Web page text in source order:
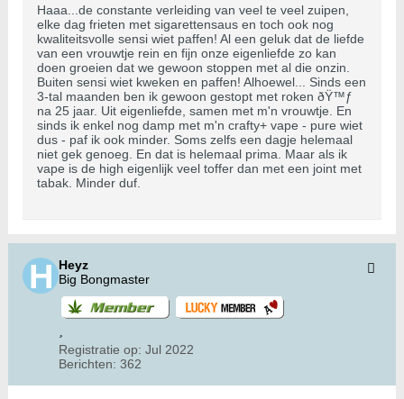
Haaa...de constante verleiding van veel te veel zuipen,
elke dag frieten met sigarettensaus en toch ook nog
kwaliteitsvolle sensi wiet paffen! Al een geluk dat de liefde
van een vrouwtje rein en fijn onze eigenliefde zo kan
doen groeien dat we gewoon stoppen met al die onzin.
Buiten sensi wiet kweken en paffen! Alhoewel... Sinds een
3-tal maanden ben ik gewoon gestopt met roken ðŸ™ƒ
na 25 jaar. Uit eigenliefde, samen met m'n vrouwtje. En
sinds ik enkel nog damp met m'n crafty+ vape - pure wiet
dus - paf ik ook minder. Soms zelfs een dagje helemaal
niet gek genoeg. En dat is helemaal prima. Maar als ik
vape is de high eigenlijk veel toffer dan met een joint met
tabak. Minder duf.
Heyz
Big Bongmaster
Registratie op: Jul 2022
Berichten: 362